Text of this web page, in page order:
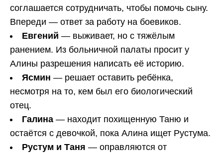
соглашается сотрудничать, чтобы помочь сыну.
Впереди — ответ за работу на боевиков.
Евгений — выживает, но с тяжёлым
ранением. Из больничной палаты просит у
Алины разрешения написать её историю.
Ясмин — решает оставить ребёнка,
несмотря на то, кем был его биологический
отец.
Галина — находит похищенную Таню и
остаётся с девочкой, пока Алина ищет Рустума.
Рустум и Таня — оправляются от